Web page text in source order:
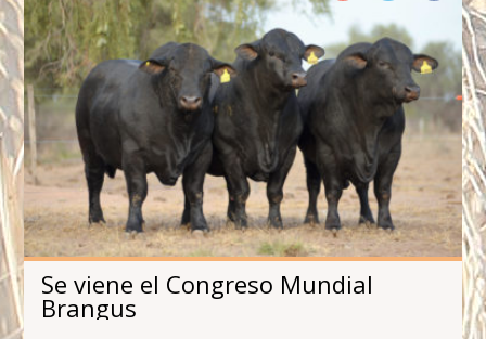
Se viene el Congreso Mundial
Brangus